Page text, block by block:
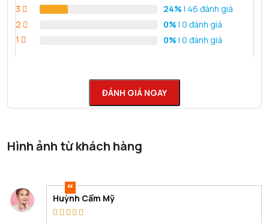
3
24% | 46 đánh giá
2
0% | 0 đánh giá
1
0% | 0 đánh giá
ĐÁNH GIÁ NGAY
Hình ảnh từ khách hàng
Huỳnh Cẩm Mỹ